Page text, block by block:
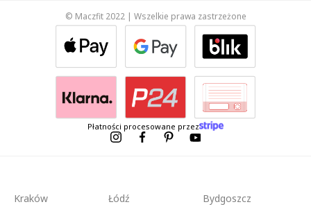
© Maczfit 2022 | Wszelkie prawa zastrzeżone
Płatności procesowane przez
Kraków Łódź
Bydgoszcz